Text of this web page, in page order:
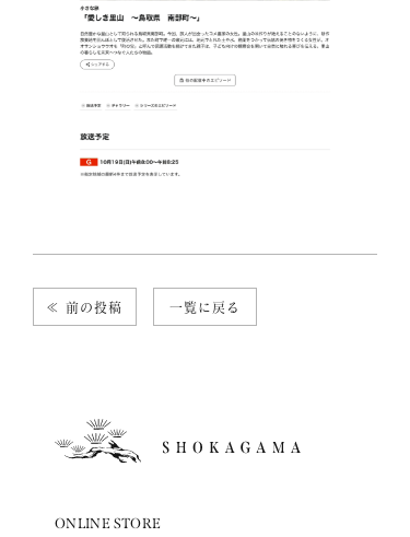
≪ 前の投稿 一覧に戻る
ONLINE STORE